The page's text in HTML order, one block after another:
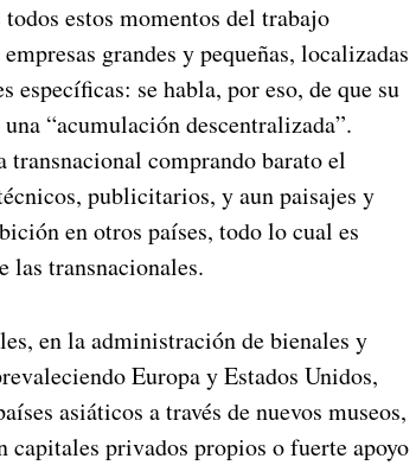
estos momentos del trabajo
grandes y pequeñas, localizadas
específicas: se habla, por eso, de que su
“acumulación descentralizada”.
transnacional comprando barato el
publicitarios, y aun paisajes y
en otros países, todo lo cual es
las transnacionales.
en la administración de bienales y
Europa y Estados Unidos,
asiáticos a través de nuevos museos,
capitales privados propios o fuerte apoyo